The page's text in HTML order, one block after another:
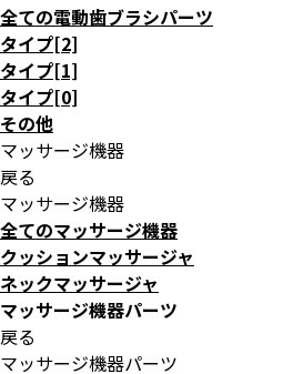
全ての電動歯ブラシパーツ
タイプ[2]
タイプ[1]
タイプ[0]
その他
マッサージ機器
戻る
マッサージ機器
全てのマッサージ機器
クッションマッサージャ
ネックマッサージャ
マッサージ機器パーツ
戻る
マッサージ機器パーツ